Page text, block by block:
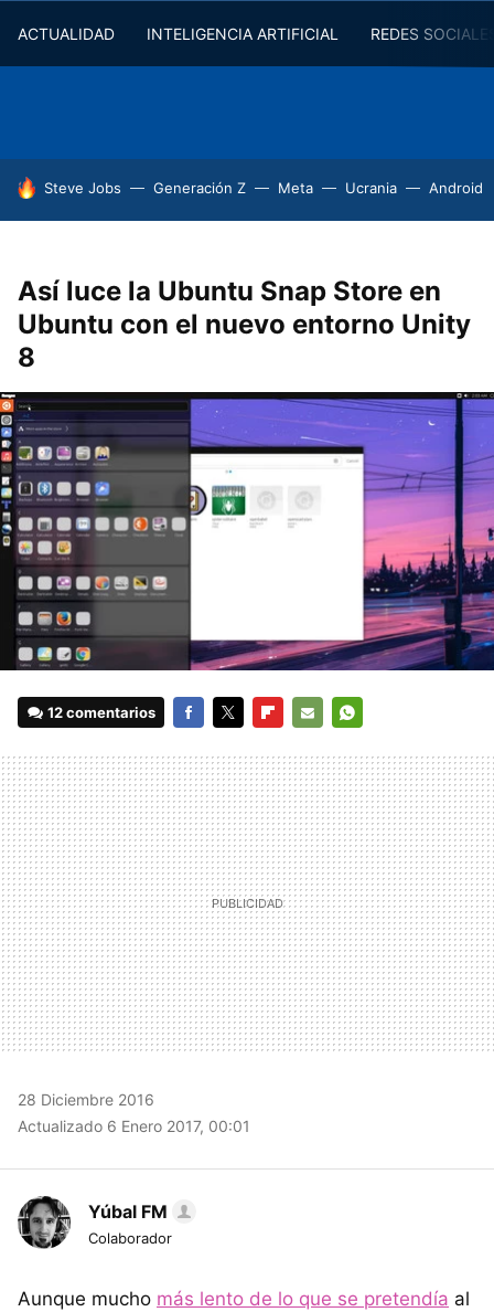
ACTUALIDAD INTELIGENCIA ARTIFICIAL REDES
HOY SE HABLA DE
Steve Jobs Generación Z Meta Ucrania Android
Así luce la Ubuntu Snap Store en
Ubuntu con el nuevo entorno Unity
8
12 comentarios
MAIL
28 Diciembre 2016
Actualizado 6 Enero 2017, 00:01
Yúbal FM
Colaborador
Aunque mucho más lento de lo que se pretendía al